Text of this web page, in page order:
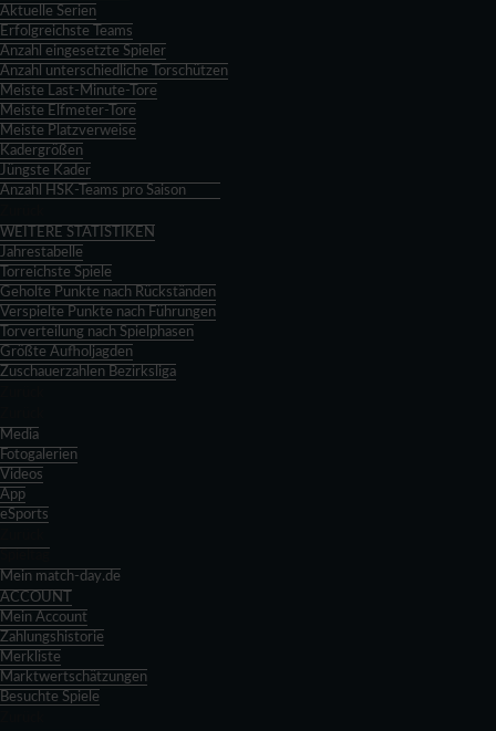
Aktuelle Serien
Erfolgreichste Teams
Anzahl eingesetzte Spieler
Anzahl unterschiedliche Torschützen
Meiste Last-Minute-Tore
Meiste Elfmeter-Tore
Meiste Platzverweise
Kadergrößen
Jüngste Kader
Anzahl HSK-Teams pro Saison
WEITERE STATISTIKEN
Jahrestabelle
Torreichste Spiele
Geholte Punkte nach Rückständen
Verspielte Punkte nach Führungen
Torverteilung nach Spielphasen
Größte Aufholjagden
Zuschauerzahlen Bezirksliga
Media
Fotogalerien
Videos
App
eSports
Mein match-day.de
ACCOUNT
Mein Account
Zahlungshistorie
Merkliste
Marktwertschätzungen
Besuchte Spiele